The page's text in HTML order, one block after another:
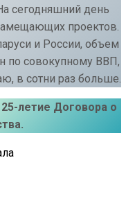
сегодняшний день
проектов.
и России, объем
по совокупному ВВП,
в сотни раз больше.
летие Договора о